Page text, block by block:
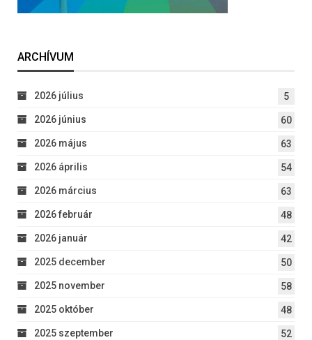
ARCHÍVUM
2026 július 5
2026 június 60
2026 május 63
2026 április 54
2026 március 63
2026 február 48
2026 január 42
2025 december 50
2025 november 58
2025 október 48
2025 szeptember 52